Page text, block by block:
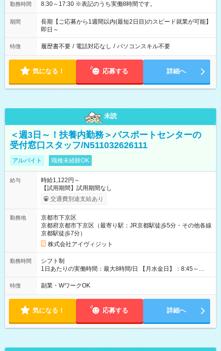
勤務時間 8:30～17:30 ※表記のうち実働8時間です。
期間
長期【ご応募から1週間以内(最短2日目)のスピード就業が可能】
即日～
特徴 履歴書不要 / 電話対応なし / パソコンスキル不要
気になる！ 応募する 詳細へ
未読
＜週3日～！扶養内勤務＞パスポートセンターの
受付窓口スタッフ/N511032626111
アルバイト 職種未経験OK
給与
時給1,122円～
【試用期間】試用期間なし
交通費別途支給あり
勤務地
京都市下京区
京都府京都市下京区（最寄り駅：JR京都駅徒歩5分・その他各線
京都駅徒歩7分）
株式会社アイヴィジット
勤務時間
シフト制
1日あたりの実働時間：最大8時間/日 【月水金日】：8:45～
16:30 【火木】：8:45～19:00 週3日～OK、シフト制 ※扶養内
勤務OK ※月1回～2回程度、日曜日出勤をお願いします。 ※時間
ん。
特徴 副業・WワークOK
気になる！ 応募する 詳細へ